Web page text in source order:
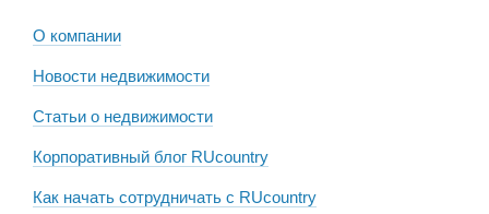
О компании
Новости недвижимости
Статьи о недвижимости
Корпоративный блог RUcountry
Как начать сотрудничать с RUcountry